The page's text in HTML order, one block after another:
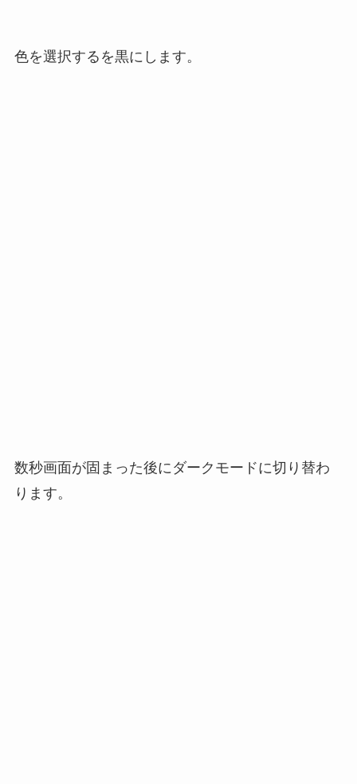
色を選択する を黒にします。
数秒画面が固まった後にダークモードに切り替わ
ります。